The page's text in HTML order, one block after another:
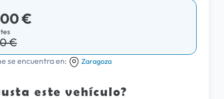
€
€
se encuentra en: Zaragoza
este vehículo?